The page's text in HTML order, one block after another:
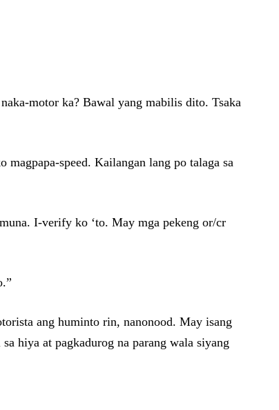
motor ka? Bawal yang mabilis dito. Tsaka
speed. Kailangan lang po talaga sa
I-verify ko ‘to. May mga pekeng or/cr
ang huminto rin, nanonood. May isang
hiya at pagkadurog na parang wala siyang